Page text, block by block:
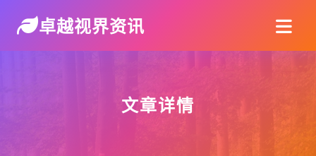
卓越视界资讯
文章详情